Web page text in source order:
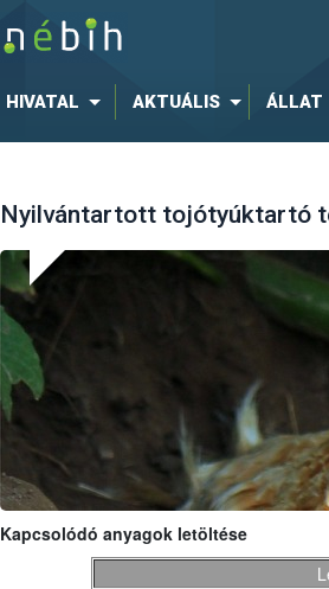
HIVATAL AKTUÁLIS ÁLLAT
Nyilvántartott tojótyúktartó
Kapcsolódó anyagok letöltése